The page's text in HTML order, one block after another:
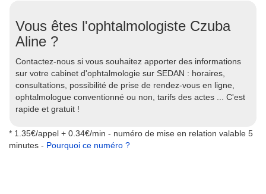
Vous êtes l'ophtalmologiste Czuba
Aline ?
Contactez-nous si vous souhaitez apporter des informations
sur votre cabinet d'ophtalmologie sur SEDAN : horaires,
consultations, possibilité de prise de rendez-vous en ligne,
ophtalmologue conventionné ou non, tarifs des actes ... C'est
rapide et gratuit !
* 1.35€/appel + 0.34€/min - numéro de mise en relation valable 5
minutes - Pourquoi ce numéro ?